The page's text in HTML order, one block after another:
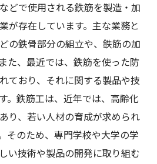
どで使用される鉄筋を製造・加
が存在しています。主な業務と
の鉄骨部分の組立や、鉄筋の加
た、最近では、鉄筋を使った防
ており、それに関する製品や技
。鉄筋工は、近年では、高齢化
り、若い人材の育成が求められ
そのため、専門学校や大学の学
い技術や製品の開発に取り組む